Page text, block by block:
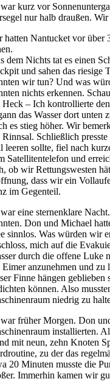
kurz vor
nur halb draußen.
hatten Nantucket vor über
dem Nichts tat es einen
und sahen das riesige
wir tun? Und was
nichts erkennen.
Heck – Ich kontrollierte
das Wasser dort unten
es stieg höher. Wir
Rinnsal. Schließlich
leeren sollte, fiel nach
Satellitentelefon und
ob wir Rettungswesten
dass wir ein
im Gegenteil.
eine sternenklare
Don und Michael
sinnlos. Was würden wir
mich auf die
durch die offene Luke
Eimer anzunehmen und zu
Finne hängen
können. Also
niedrig zu
früher Morgen. Don
installierten.
mit neun, zehn Knoten
zu der das
20 Minuten musste die
Immerhin kamen wir